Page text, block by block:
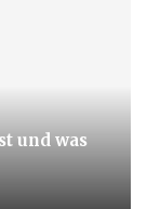
und was